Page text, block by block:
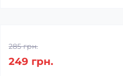
285 грн.
249 грн.